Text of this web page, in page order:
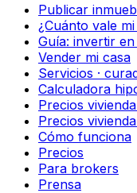
Publicar
¿Cuánto vale
Guía: invertir
Vender mi casa
Servicios ·
Calculadora
Precios
Precios
Cómo funciona
Precios
Para brokers
Prensa